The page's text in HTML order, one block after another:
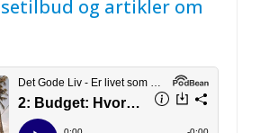
og artikler om